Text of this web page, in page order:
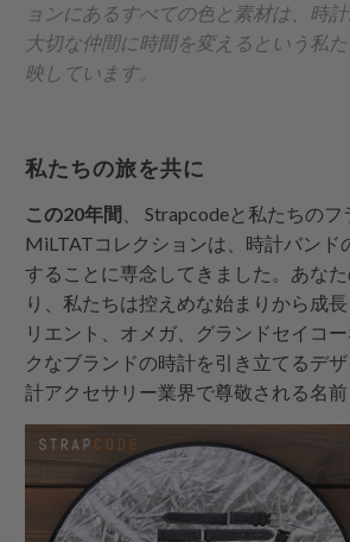
ョンにあるすべての色と素材は、時
大切な仲間に時間を変えるという私
映しています。
私たちの旅を共に
この20年間 、Strapcodeと私たちの
MiLTATコレクションは、時計バンド
することに専念してきました。あな
り、私たちは控えめな始まりから成
リエント、オメガ、グランドセイコ
クなブランドの時計を引き立てるデ
計アクセサリー業界で尊敬される名前